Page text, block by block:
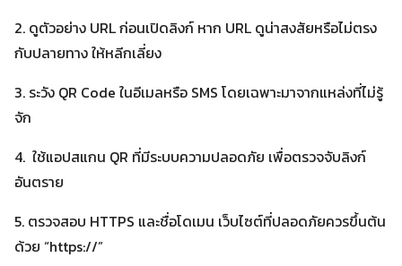
2. ดูตัวอย่าง URL ก่อนเปิดลิงก์ หาก URL ดูน่าสงสัยหรือไม่ตรง
กับปลายทาง ให้หลีกเลี่ยง
3. ระวัง QR Code ในอีเมลหรือ SMS โดยเฉพาะมาจากแหล่งที่ไม่รู้
จัก
4. ใช้แอปสแกน QR ที่มีระบบความปลอดภัย เพื่อตรวจจับลิงก์
อันตราย
5. ตรวจสอบ HTTPS และชื่อโดเมน เว็บไซต์ที่ปลอดภัยควรขึ้นต้น
ด้วย “https://”